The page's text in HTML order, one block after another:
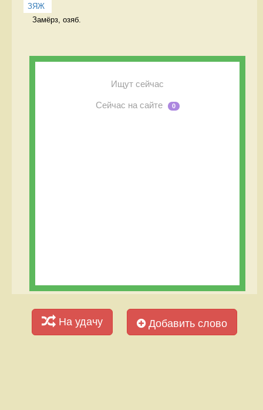
ЗЯЖ
Замёрз, озяб.
Ищут сейчас
Сейчас на сайте 0
На удачу Добавить слово